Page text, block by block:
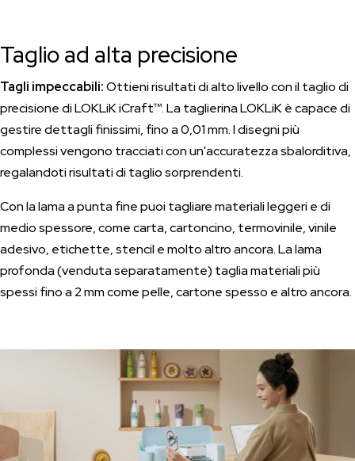
Taglio ad alta precisione
Tagli impeccabili:Ottieni risultati di alto livello con il taglio di
precisione di LOKLiK iCraft™. La taglierina LOKLiK è capace di
gestire dettagli finissimi, fino a 0,01 mm. I disegni più
complessi vengono tracciati con un'accuratezza sbalorditiva,
regalandoti risultati di taglio sorprendenti.
Con la lama a punta fine puoi tagliare materiali leggeri e di
medio spessore, come carta, cartoncino, termovinile, vinile
adesivo, etichette, stencil e molto altro ancora. La lama
profonda (venduta separatamente) taglia materiali più
spessi fino a 2 mm come pelle, cartone spesso e altro ancora.